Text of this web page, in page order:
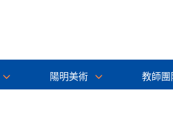
陽明美術 教師團